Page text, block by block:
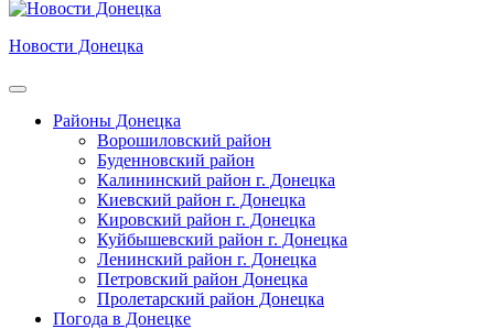
Новости Донецка
Районы Донецка
Ворошиловский район
Буденновский район
Калининский район г. Донецка
Киевский район г. Донецка
Кировский район г. Донецка
Куйбышевский район г. Донецка
Ленинский район г. Донецка
Петровский район Донецка
Пролетарский район Донецка
Погода в Донецке